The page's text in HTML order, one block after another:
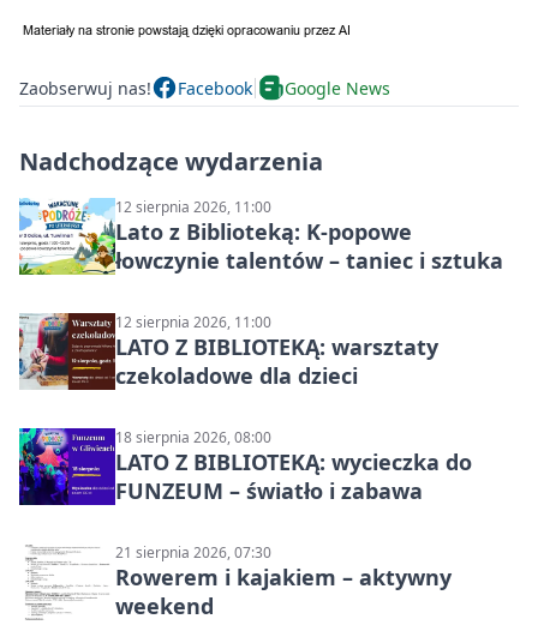
Zaobserwuj nas! Facebook Google News
Nadchodzące wydarzenia
12 sierpnia 2026, 11:00
Lato z Biblioteką: K-popowe
łowczynie talentów – taniec i sztuka
12 sierpnia 2026, 11:00
LATO Z BIBLIOTEKĄ: warsztaty
czekoladowe dla dzieci
18 sierpnia 2026, 08:00
LATO Z BIBLIOTEKĄ: wycieczka do
FUNZEUM – światło i zabawa
21 sierpnia 2026, 07:30
Rowerem i kajakiem – aktywny
weekend